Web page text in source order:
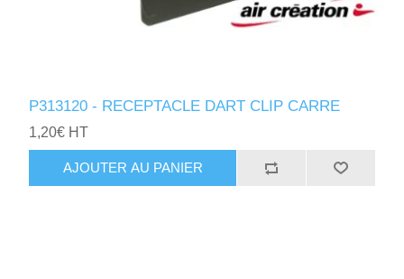
P313120 - RECEPTACLE DART CLIP CARRE
1,20€ HT
AJOUTER AU PANIER